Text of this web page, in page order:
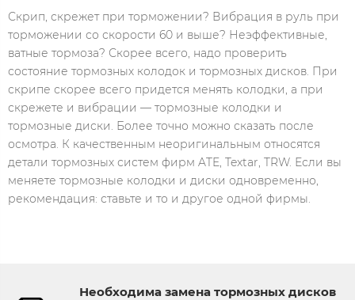
Скрип, скрежет при торможении? Вибрация в руль при
торможении со скорости 60 и выше? Неэффективные,
ватные тормоза? Скорее всего, надо проверить
состояние тормозных колодок и тормозных дисков. При
скрипе скорее всего придется менять колодки, а при
скрежете и вибрации — тормозные колодки и
тормозные диски. Более точно можно сказать после
осмотра. К качественным неоригинальным относятся
детали тормозных систем фирм ATE, Textar, TRW. Если вы
меняете тормозные колодки и диски одновременно,
рекомендация: ставьте и то и другое одной фирмы.
Необходима замена тормозных дисков